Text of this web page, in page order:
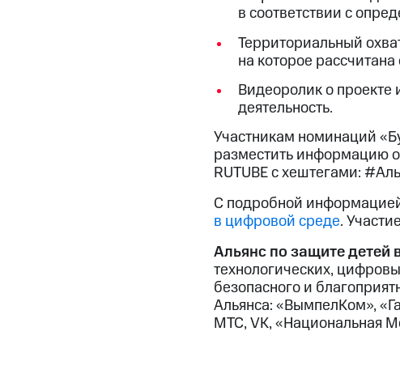
в соответствии с
Территориальный
на которое
Видеоролик о
деятельность.
Участникам номинаций
разместить информацию
RUTUBE с хештегами:
С подробной
в цифровой среде.
Альянс по защите детей
технологических,
безопасного и
Альянса: «ВымпелКом»,
МТС, VK, «Национальная